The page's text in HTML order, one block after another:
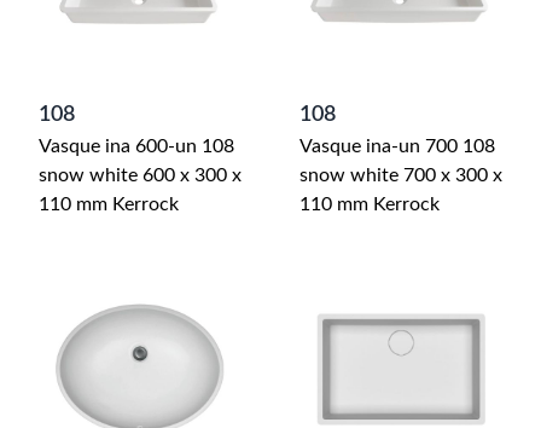
108
Vasque ina 600-un 108
snow white 600 x 300 x
110 mm Kerrock
108
Vasque ina-un 700 108
snow white 700 x 300 x
110 mm Kerrock